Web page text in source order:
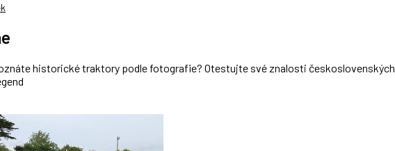
historické traktory podle fotografie? Otestujte své znalosti československých